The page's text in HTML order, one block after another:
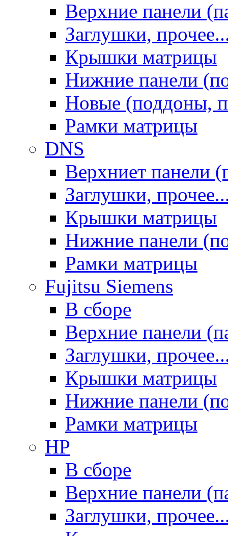
Верхние панели
Заглушки,
Крышки матрицы
Нижние панели
Новые (поддоны,
Рамки матрицы
DNS
Верхниет панели
Заглушки,
Крышки матрицы
Нижние панели
Рамки матрицы
Fujitsu Siemens
В сборе
Верхние панели
Заглушки,
Крышки матрицы
Нижние панели
Рамки матрицы
HP
В сборе
Верхние панели
Заглушки,